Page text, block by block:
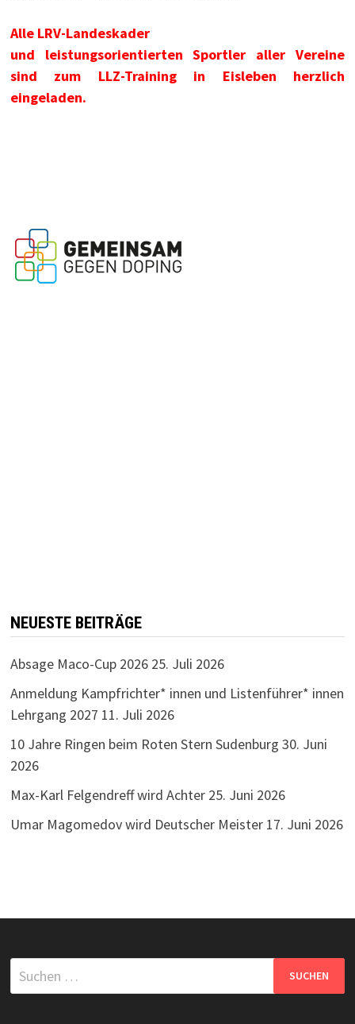
Alle LRV-Landeskader
und leistungsorientierten Sportler aller Vereine
sind zum LLZ-Training in Eisleben herzlich
eingeladen.
NEUESTE BEITRÄGE
Absage Maco-Cup 2026 25. Juli 2026
Anmeldung Kampfrichter* innen und Listenführer* innen
Lehrgang 2027 11. Juli 2026
10 Jahre Ringen beim Roten Stern Sudenburg 30. Juni
2026
Max-Karl Felgendreff wird Achter 25. Juni 2026
Umar Magomedov wird Deutscher Meister 17. Juni 2026
Suchen
nach: